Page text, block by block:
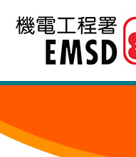
跳
內
的